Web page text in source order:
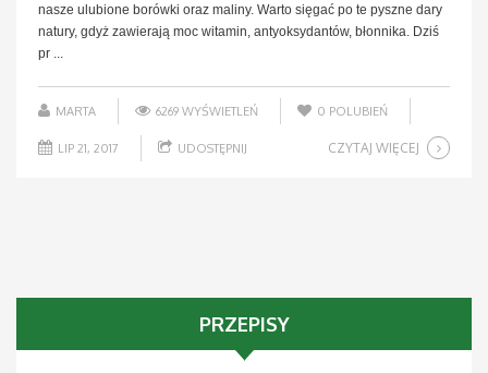
nasze ulubione borówki oraz maliny. Warto sięgać po te pyszne dary
natury, gdyż zawierają moc witamin, antyoksydantów, błonnika. Dziś
pr ...
MARTA 6269 WYŚWIETLEŃ 0 POLUBIEŃ
LIP 21, 2017 UDOSTĘPNIJ CZYTAJ WIĘCEJ
PRZEPISY